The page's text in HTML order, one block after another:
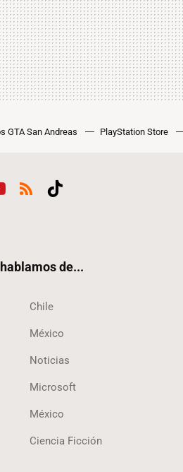
GTA San Andreas PlayStation Store
de...
Chile
México
Noticias
Microsoft
México
Ciencia Ficción